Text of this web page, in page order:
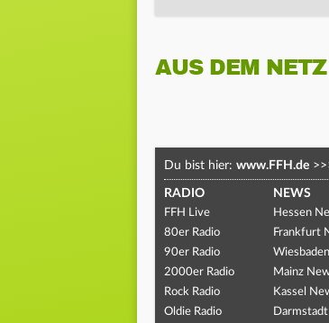
AUS DEM NETZ
Du bist hier: www.FFH.de
RADIO
FFH Live
80er Radio
90er Radio
2000er Radio
Rock Radio
Oldie Radio
NEWS
Hessen
Frankfurt
Mainz
Kassel